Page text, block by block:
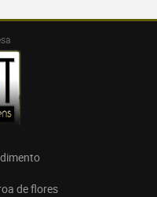
de flores